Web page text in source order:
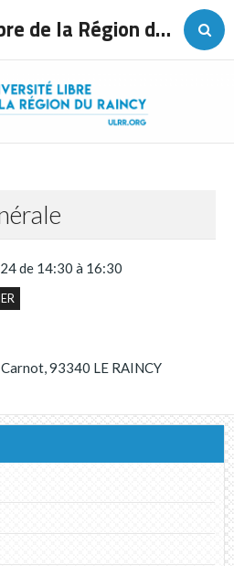
Université Libre de la Région du Raincy
de 14:30 à 16:30
93340 LE RAINCY